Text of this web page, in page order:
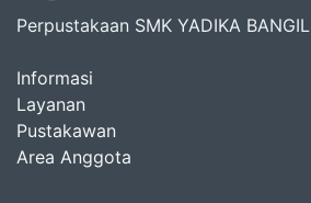
Perpustakaan SMK YADIKA BANGIL
Informasi
Layanan
Pustakawan
Area Anggota